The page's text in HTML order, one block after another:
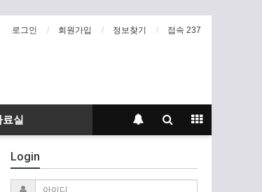
로그인 회원가입 정보찾기 접속 237
실
Login